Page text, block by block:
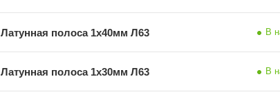
Латунная полоса 1х40мм Л63 В
Латунная полоса 1х30мм Л63 В